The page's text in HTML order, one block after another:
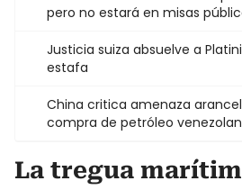
pero no estará en misas
Justicia suiza absuelve a
estafa
China critica amenaza
compra de petróleo
La tregua